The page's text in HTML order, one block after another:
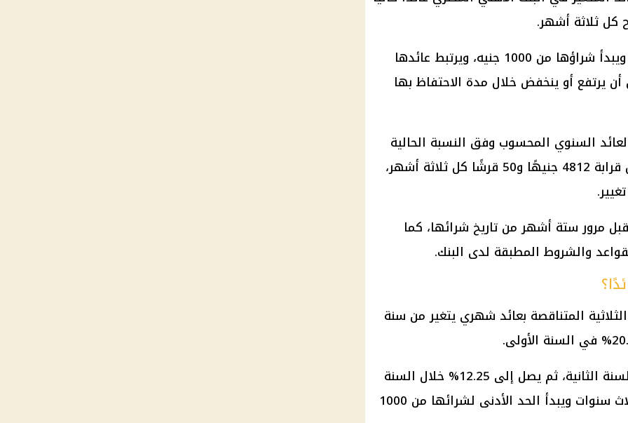
تُصدر الشهادة لمدة ثلاث سنوات، ويبدأ شراؤها من 1000 جنيه، ويرتبط عائدها
أن يرتفع أو ينخفض خلال مدة الاحتفاظ بها
يبلغ العائد السنوي المحسوب وفق النسبة الحالية
نحو 19 ألفًا و250 جنيهًا، بما يعادل قرابة 4812 جنيهًا و50 قرشًا كل ثلاثة أشهر،
مرور ستة أشهر من تاريخ شرائها، كما
والشروط المطبقة لدى البنك.
المتناقصة بعائد شهري يتغير من سنة
وينخفض العائد إلى 16.25% في السنة الثانية، ثم يصل إلى 12.25% خلال السنة
الثالثة، بينما تبلغ مدة الشهادة ثلاث سنوات ويبدأ الحد الأدنى لشرائها من 1000